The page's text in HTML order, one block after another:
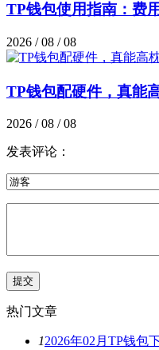
TP钱包使用指南：费
2026 / 08 / 08
TP钱包配硬件，真能
2026 / 08 / 08
发表评论：
热门文章
12026年02月TP钱包